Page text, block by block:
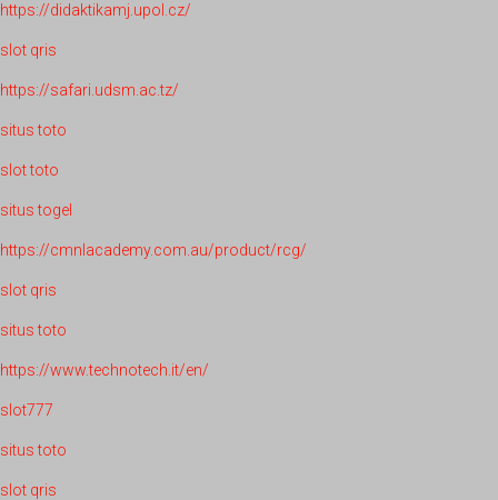
https://didaktikamj.upol.cz/
slot qris
https://safari.udsm.ac.tz/
situs toto
slot toto
situs togel
https://cmnlacademy.com.au/product/rcg/
slot qris
situs toto
https://www.technotech.it/en/
slot777
situs toto
slot qris